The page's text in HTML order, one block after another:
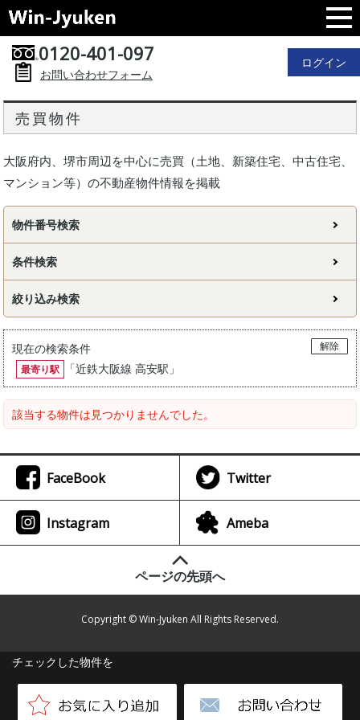
0120-401-097
お問い合わせフォーム
ログイン
売買物件
大阪府内、堺市周辺を中心に売買（土地、新築住宅、中古住宅、
マンション等）の不動産物件情報を掲載
物件番号検索
条件検索
絞り込み検索
現在の検索条件
解除
最寄り駅
「近鉄大阪線 高安駅 」
該当する物件は見つかりませんでした。
チェックした物件を
FaceBook Twitter
Instagram Ameba
ページの先頭へ
Copyright © Win-Jyuken All Rights Reserved.